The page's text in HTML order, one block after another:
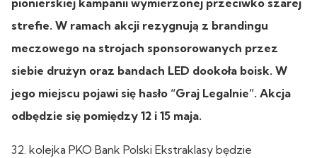
strefie. W ramach akcji rezygnują z brandingu
meczowego na strojach sponsorowanych przez
siebie drużyn oraz bandach LED dookoła boisk. W
jego miejscu pojawi się hasło “Graj Legalnie”. Akcja
odbędzie się pomiędzy 12 i 15 maja.
32. kolejka PKO Bank Polski Ekstraklasy będzie